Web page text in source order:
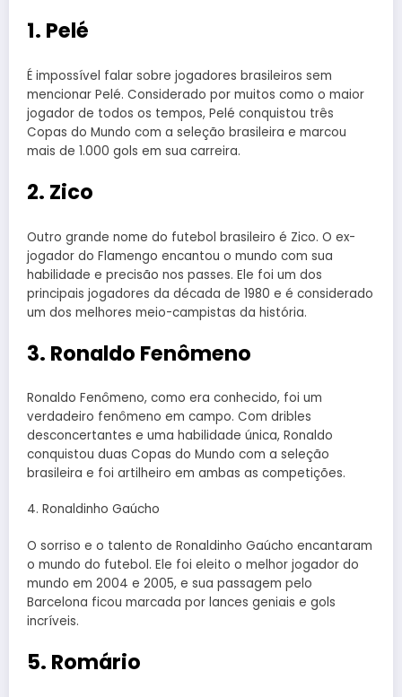
1. Pelé
É impossível falar sobre jogadores brasileiros sem
mencionar Pelé. Considerado por muitos como o maior
jogador de todos os tempos, Pelé conquistou três
Copas do Mundo com a seleção brasileira e marcou
mais de 1.000 gols em sua carreira.
2. Zico
Outro grande nome do futebol brasileiro é Zico. O ex-
jogador do Flamengo encantou o mundo com sua
habilidade e precisão nos passes. Ele foi um dos
principais jogadores da década de 1980 e é considerado
um dos melhores meio-campistas da história.
3. Ronaldo Fenômeno
Ronaldo Fenômeno, como era conhecido, foi um
verdadeiro fenômeno em campo. Com dribles
desconcertantes e uma habilidade única, Ronaldo
conquistou duas Copas do Mundo com a seleção
brasileira e foi artilheiro em ambas as competições.
4. Ronaldinho Gaúcho
O sorriso e o talento de Ronaldinho Gaúcho encantaram
o mundo do futebol. Ele foi eleito o melhor jogador do
mundo em 2004 e 2005, e sua passagem pelo
Barcelona ficou marcada por lances geniais e gols
incríveis.
5. Romário